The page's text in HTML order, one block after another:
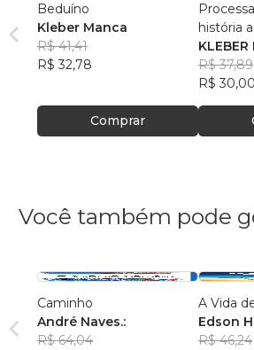
Beduíno
Kleber Manca
R$ 41,41
R$ 32,78
Comprar
história
VII
KLEBER
R$ 37,89
R$ 30,00
Você também pode
Caminho
André Naves.:
R$ 64,04
A Vida
Edson
R$ 46,24